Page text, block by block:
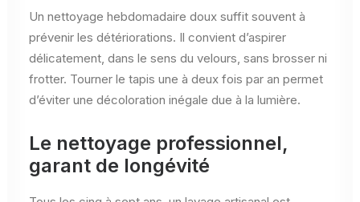
Un nettoyage hebdomadaire doux suffit souvent à
prévenir les détériorations. Il convient d’aspirer
délicatement, dans le sens du velours, sans brosser ni
frotter. Tourner le tapis une à deux fois par an permet
d’éviter une décoloration inégale due à la lumière.
Le nettoyage professionnel,
garant de longévité